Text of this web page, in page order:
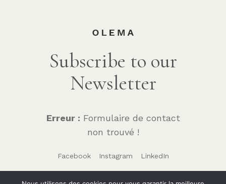
Subscribe to our
Newsletter
Erreur : Formulaire de contact
non trouvé !
Facebook Instagram LinkedIn